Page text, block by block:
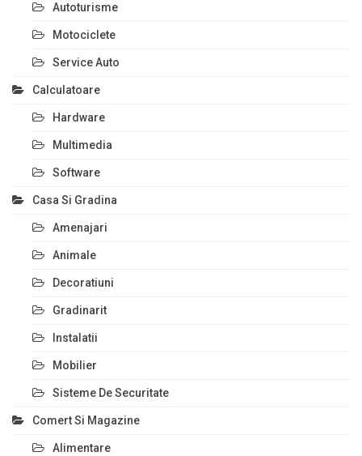
Autoturisme
Motociclete
Service Auto
Calculatoare
Hardware
Multimedia
Software
Casa Si Gradina
Amenajari
Animale
Decoratiuni
Gradinarit
Instalatii
Mobilier
Sisteme De Securitate
Comert Si Magazine
Alimentare